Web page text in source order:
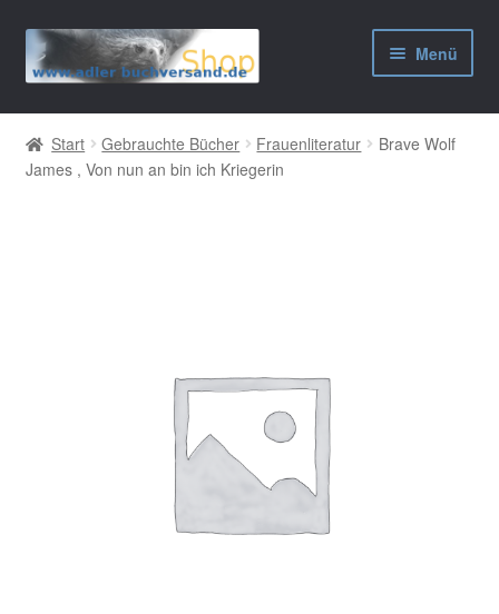
Zur
Navigation
Zum
Inhalt
Menü
AGB
Widerrufsbelehrung
Start Gebrauchte Bücher Frauenliteratur
Brave Wolf
James , Von nun an bin ich Kriegerin